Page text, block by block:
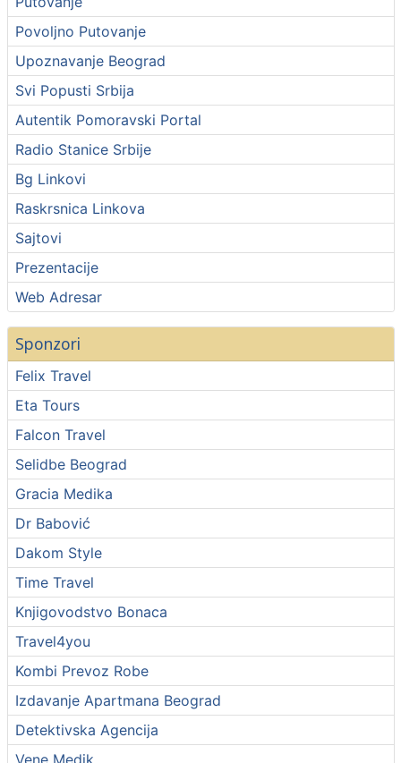
Povoljno Putovanje
Upoznavanje Beograd
Svi Popusti Srbija
Autentik Pomoravski Portal
Radio Stanice Srbije
Bg Linkovi
Raskrsnica Linkova
Sajtovi
Prezentacije
Web Adresar
Sponzori
Felix Travel
Eta Tours
Falcon Travel
Selidbe Beograd
Gracia Medika
Dr Babović
Dakom Style
Time Travel
Knjigovodstvo Bonaca
Travel4you
Kombi Prevoz Robe
Izdavanje Apartmana Beograd
Detektivska Agencija
Vene Medik